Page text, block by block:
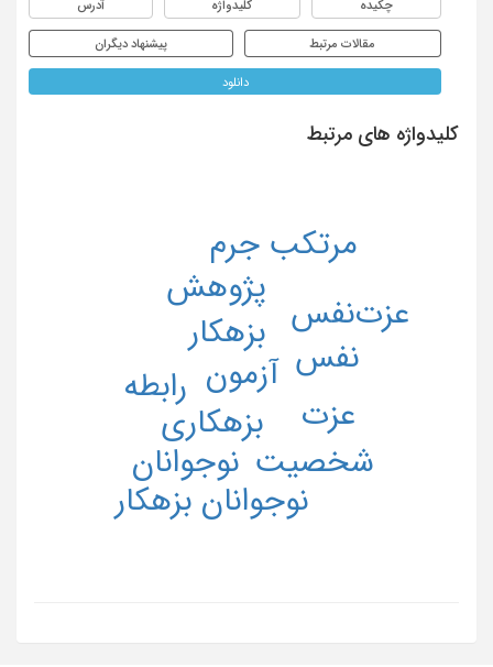
چکیده کلیدواژه آدرس
مقالات مرتبط پیشنهاد دیگران
دانلود
کلیدواژه های مرتبط
آزمون
بزهکار
بزهکاری
پژوهش
رابطه
شخصیت
عزت
عزت‌نفس
مرتکب جرم
نفس
نوجوانان
نوجوانان بزهکار